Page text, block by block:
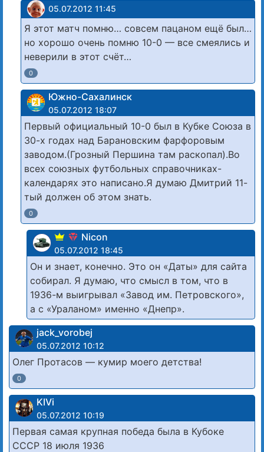
05.07.2012 11:45
Я этот матч помню… совсем пацаном ещё был…
но хорошо очень помню 10-0 — все смеялись и
неверили в этот счёт…
0
Южно-Сахалинск
05.07.2012 18:07
Первый официальный 10-0 был в Кубке Союза в
30-х годах над Барановским фарфоровым
заводом.(Грозный Першина там раскопал).Во
всех союзных футбольных справочниках-
календарях это написано.Я думаю Дмитрий 11-
тый должен об этом знать.
0
Nicon
05.07.2012 18:45
Он и знает, конечно. Это он «Даты» для сайта
собирал. Я думаю, что смысл в том, что в
1936-м выигрывал «Завод им. Петровского»,
а с «Ураланом» именно «Днепр».
jack_vorobej
05.07.2012 10:12
Олег Протасов — кумир моего детства!
0
KIVi
05.07.2012 10:19
Первая самая крупная победа была в Кубоке
СССР 18 июля 1936